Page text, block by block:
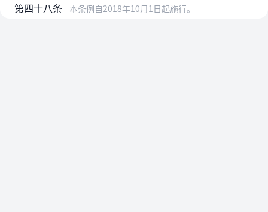
第四十八条
本条例自2018年10月1日起施行。